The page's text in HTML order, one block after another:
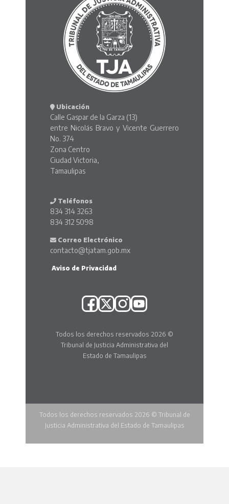
Ubicación
Calle Gaspar de la Garza (13)
entre Nicolás Bravo y Vicente Guerrero
No. 374
Zona Centro
Ciudad Victoria,
Tamaulipas
Teléfonos
834 314 3263
834 312 5098
Correo Electrónico
contacto@tjatam.gob.mx
Aviso de Privacidad
Todos los derechos reservados 2026 ©
Tribunal de Justicia Administrativa del
Estado de Tamaulipas
Todos los derechos reservados 2026 © Tribunal de
Justicia Administrativa del Estado de Tamaulipas